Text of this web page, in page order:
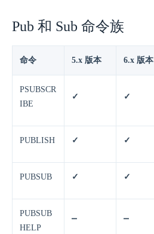
Pub 和 Sub 命令族
命令 5.x 版本 6.x 版本
PSUBSCR
IBE
✓ ✓
PUBLISH ✓ ✓
PUBSUB ✓ ✓
PUBSUB
HELP
⎻ ⎻